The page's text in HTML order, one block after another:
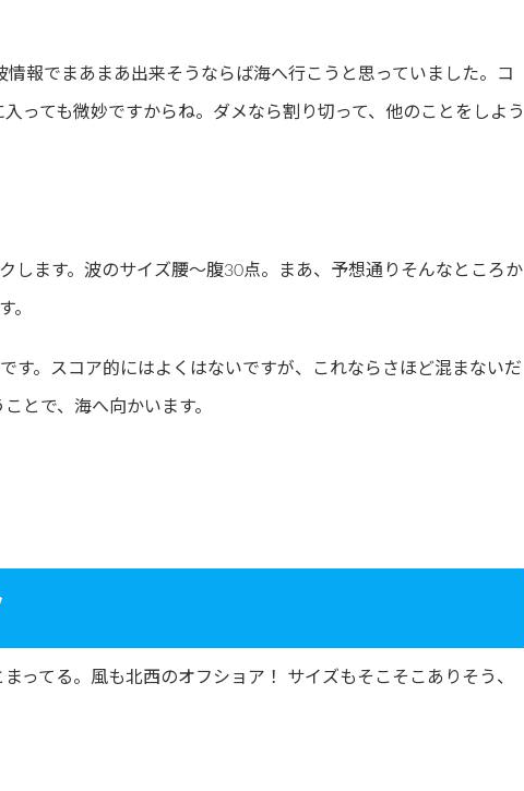
報でまあまあ出来そうならば海へ行こうと思っていました。コ
っても微妙ですからね。ダメなら割り切って、他のことをしよう
します。波のサイズ腰〜腹30点。まあ、予想通りそんなところか
。
す。スコア的にはよくはないですが、これならさほど混まないだ
とで、海へ向かいます。
ってる。風も北西のオフショア！ サイズもそこそこありそう、